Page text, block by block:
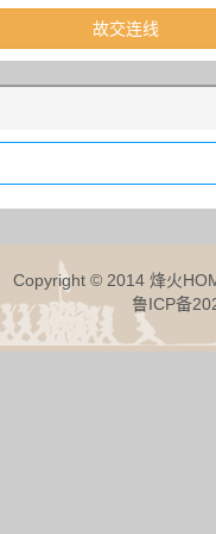
故交连线
Copyright © 2014 烽火
鲁ICP备